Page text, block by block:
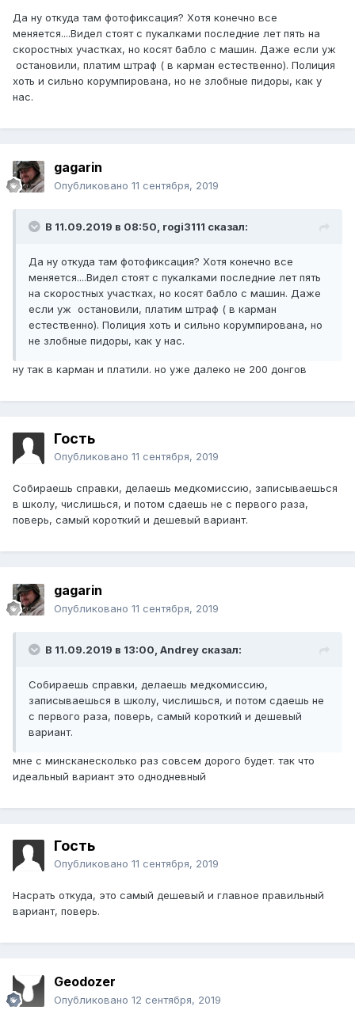
Да ну откуда там фотофиксация? Хотя конечно все
меняется....Видел стоят с пукалками последние лет пять на
скоростных участках, но косят бабло с машин. Даже если уж
остановили, платим штраф ( в карман естественно). Полиция
хоть и сильно корумпирована, но не злобные пидоры, как у
нас.
gagarin
Опубликовано 11 сентября, 2019
В 11.09.2019 в 08:50, rogi3111 сказал:
Да ну откуда там фотофиксация? Хотя конечно все
меняется....Видел стоят с пукалками последние лет пять
на скоростных участках, но косят бабло с машин. Даже
если уж остановили, платим штраф ( в карман
естественно). Полиция хоть и сильно корумпирована, но
не злобные пидоры, как у нас.
ну так в карман и платили. но уже далеко не 200 донгов
Гость
Опубликовано 11 сентября, 2019
Собираешь справки, делаешь медкомиссию, записываешься
в школу, числишься, и потом сдаешь не с первого раза,
поверь, самый короткий и дешевый вариант.
gagarin
Опубликовано 11 сентября, 2019
В 11.09.2019 в 13:00, Andrey сказал:
Собираешь справки, делаешь медкомиссию,
записываешься в школу, числишься, и потом сдаешь не
с первого раза, поверь, самый короткий и дешевый
вариант.
мне с минсканесколько раз совсем дорого будет. так что
идеальный вариант это однодневный
Гость
Опубликовано 11 сентября, 2019
Насрать откуда, это самый дешевый и главное правильный
вариант, поверь.
Geodozer
Опубликовано 12 сентября, 2019